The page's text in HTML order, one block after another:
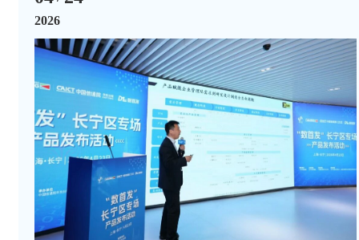
2026